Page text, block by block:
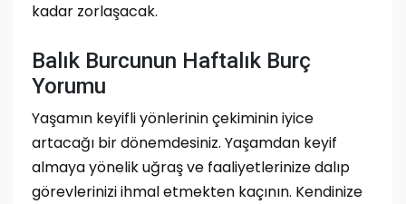
kadar zorlaşacak.
Balık Burcunun Haftalık Burç
Yorumu
Yaşamın keyifli yönlerinin çekiminin iyice
artacağı bir dönemdesiniz. Yaşamdan keyif
almaya yönelik uğraş ve faaliyetlerinize dalıp
görevlerinizi ihmal etmekten kaçının. Kendinize